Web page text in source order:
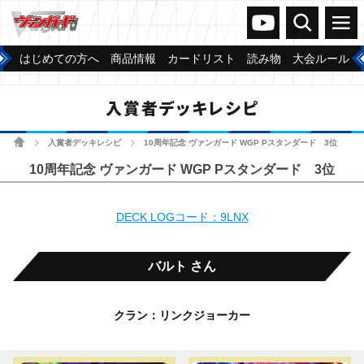
ヴァンガードch
検索 メニュー
はじめての方へ 商品情報 カードリスト 読み物 大会ルール
入賞者デッキレシピ
ホーム 入賞者デッキレシピ 10周年記念 ヴァンガード WGP Pスタンダード 3位
10周年記念 ヴァンガード WGP Pスタンダード 3位
DECK LOGコード：9LNX
バルト さん
クラン：リンクジョーカー